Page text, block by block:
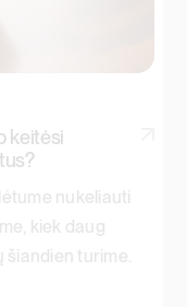
keitėsi
nukeliauti
kiek daug
šiandien turime.